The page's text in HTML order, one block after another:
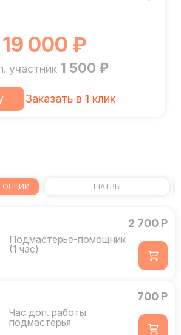
19 000 ₽
участник 1 500 ₽
Заказать в 1 клик
ОПЦИИ ШАТРЫ
Подмастерье-помощник
(1 час)
2 700 Р
Час доп. работы
подмастерья
700 Р